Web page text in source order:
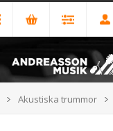
Akustiska trummor